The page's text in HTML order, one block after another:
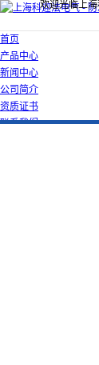
欢迎光临上
首页
产品中心
新闻中心
公司简介
资质证书
联系我们